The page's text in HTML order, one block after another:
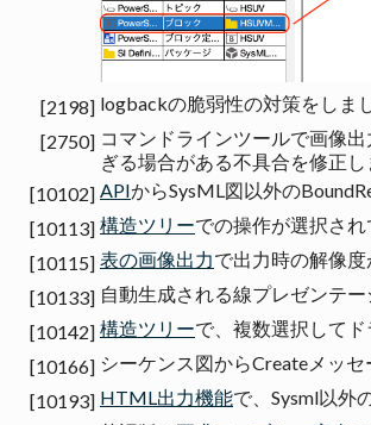
[2198] logbackの脆弱性の対策をしま
[2750] コマンドラインツールで画像
ぎる場合がある不具合を修正し
[10102] APIからSysML図以外の
[10113] 構造ツリーでの操作が選択さ
[10115] 表の画像出力で出力時の解像
[10133] 自動生成される線プレゼンテ
[10142] 構造ツリーで、複数選択して
[10166] シーケンス図からCreateメッ
[10193] HTML出力機能で、Sysml以外